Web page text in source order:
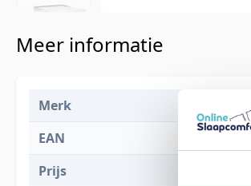
Meer informatie
Merk
EAN
Prijs